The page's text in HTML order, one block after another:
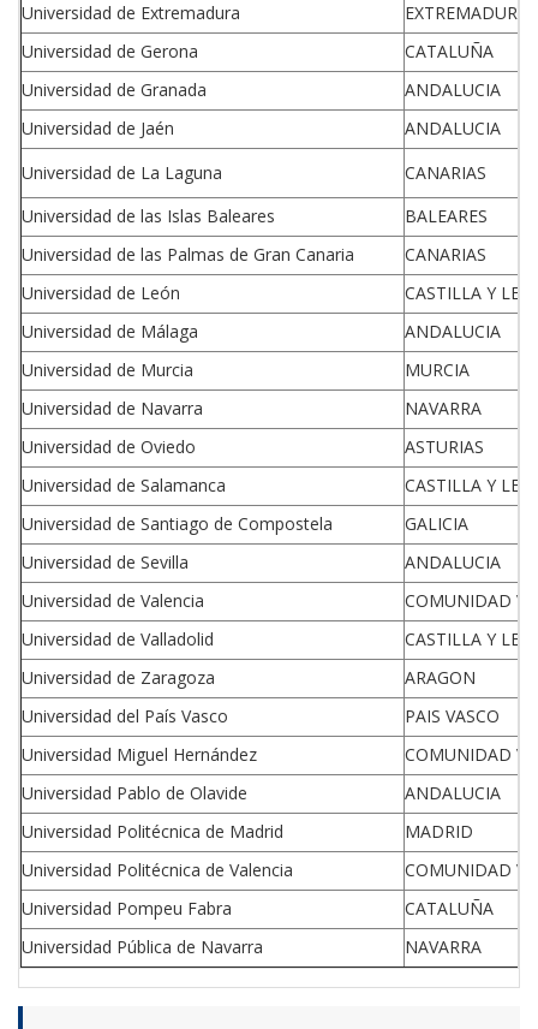
Universidad de Extremadura
EXTREMADURA
Universidad de Gerona
CATALUÑA
Universidad de Granada
ANDALUCIA
Universidad de Jaén
ANDALUCIA
Universidad de La Laguna
CANARIAS
Universidad de las Islas Baleares
BALEARES
Universidad de las Palmas de Gran Canaria
CANARIAS
Universidad de León
CASTILLA Y
Universidad de Málaga
ANDALUCIA
Universidad de Murcia
MURCIA
Universidad de Navarra
NAVARRA
Universidad de Oviedo
ASTURIAS
Universidad de Salamanca
CASTILLA Y
Universidad de Santiago de Compostela
GALICIA
Universidad de Sevilla
ANDALUCIA
Universidad de Valencia
COMUNIDAD
Universidad de Valladolid
CASTILLA Y
Universidad de Zaragoza
ARAGON
Universidad del País Vasco
PAIS VASCO
Universidad Miguel Hernández
COMUNIDAD
Universidad Pablo de Olavide
ANDALUCIA
Universidad Politécnica de Madrid
MADRID
Universidad Politécnica de Valencia
COMUNIDAD
Universidad Pompeu Fabra
CATALUÑA
Universidad Pública de Navarra
NAVARRA